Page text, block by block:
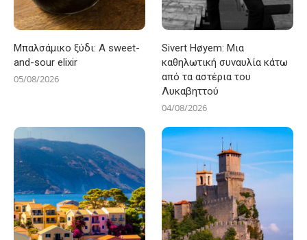
Μπαλσάμικο ξύδι: A sweet-
and-sour elixir
05/08/2026
Sivert Høyem: Μια
καθηλωτική συναυλία κάτω
από τα αστέρια του
Λυκαβηττού
04/08/2026